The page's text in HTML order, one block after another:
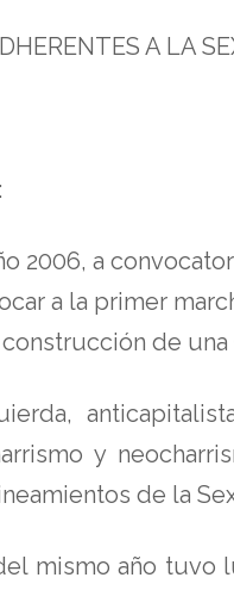
A LA
2006, a
a la primer
de
y
de la
mismo año tuvo